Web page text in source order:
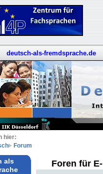
deutsch-als-fremdsprache.de
hier:
Forum
als
Foren für